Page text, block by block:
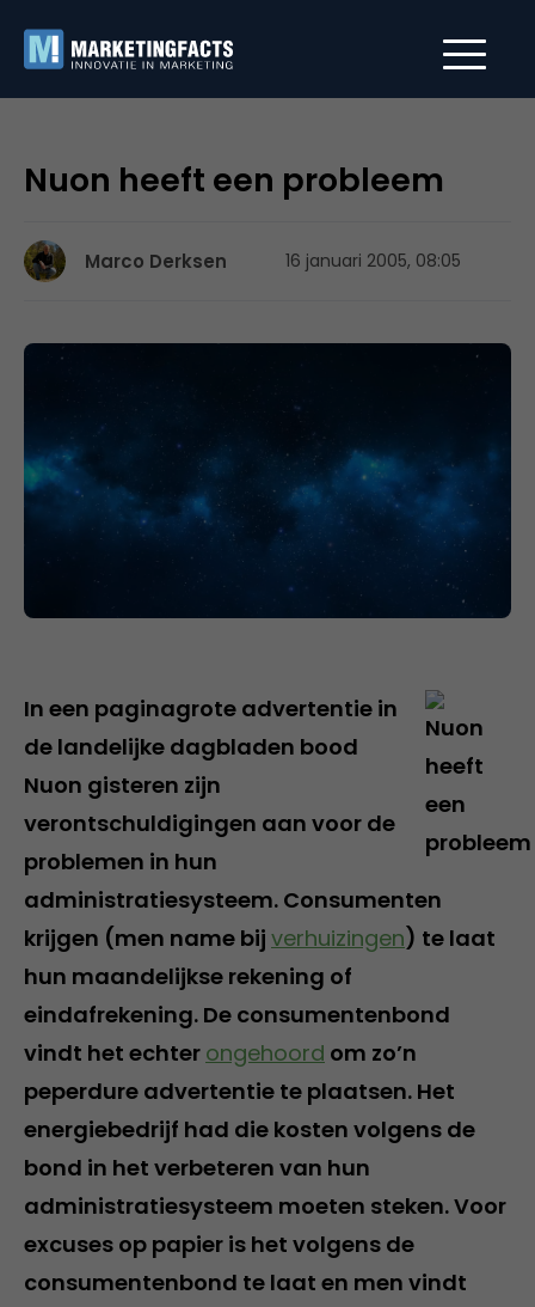
Nuon heeft een probleem
Marco Derksen 16 januari 2005, 08:05
In een paginagrote advertentie in
de landelijke dagbladen bood
Nuon gisteren zijn
verontschuldigingen aan voor de
problemen in hun
administratiesysteem. Consumenten
krijgen (men name bij verhuizingen) te laat
hun maandelijkse rekening of
eindafrekening. De consumentenbond
vindt het echter ongehoord om zo’n
peperdure advertentie te plaatsen. Het
energiebedrijf had die kosten volgens de
bond in het verbeteren van hun
administratiesysteem moeten steken. Voor
excuses op papier is het volgens de
consumentenbond te laat en men vindt